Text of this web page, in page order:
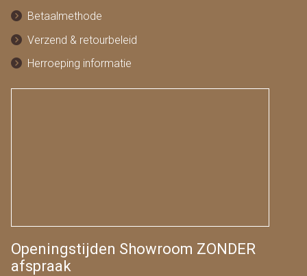
Betaalmethode
Verzend & retourbeleid
Herroeping informatie
Openingstijden Showroom ZONDER
afspraak